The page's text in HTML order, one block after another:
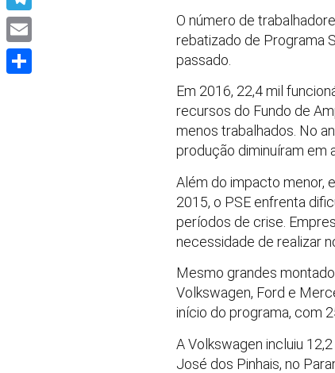
O número de
rebatizado de Programa
passado.
Em 2016, 22,4 mil
recursos do Fundo de
menos trabalhados. No
produção diminuíram em
Além do impacto menor,
2015, o PSE enfrenta
períodos de crise.
necessidade de realizar
Mesmo grandes
Volkswagen, Ford e
início do programa, com
A Volkswagen incluiu
José dos Pinhais, no
Telegram
Email